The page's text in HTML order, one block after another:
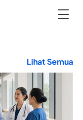
Lihat Semua